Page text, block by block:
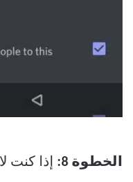
الخطوة 8: إذا كنت